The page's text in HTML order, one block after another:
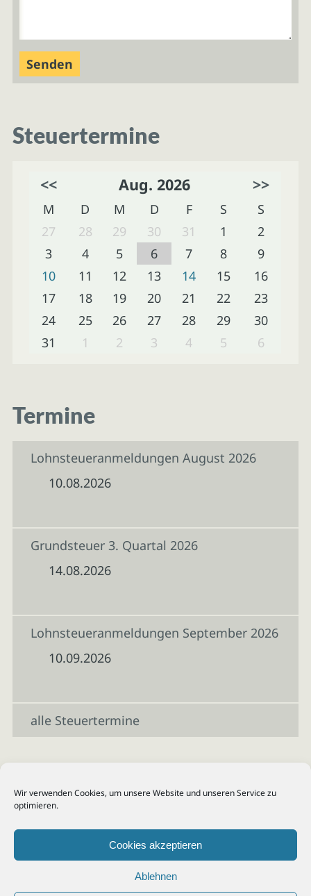
Wir verwenden Cookies, um unsere Website und unseren Service zu
optimieren.
Cookies akzeptieren
Ablehnen
Steuertermine
<< Aug. 2026 >>
M D M D F S
S
27
28 29 30 31 1
2
3
4 5 6 7 8
9
10
11 12 13 14 15
16
17
18 19 20 21 22
23
24
25 26 27 28 29
30
31
1 2 3 4 5 6
Termine
Lohnsteueranmeldungen August 2026
10.08.2026
Grundsteuer 3. Quartal 2026
14.08.2026
Lohnsteueranmeldungen September 2026
10.09.2026
alle Steuertermine